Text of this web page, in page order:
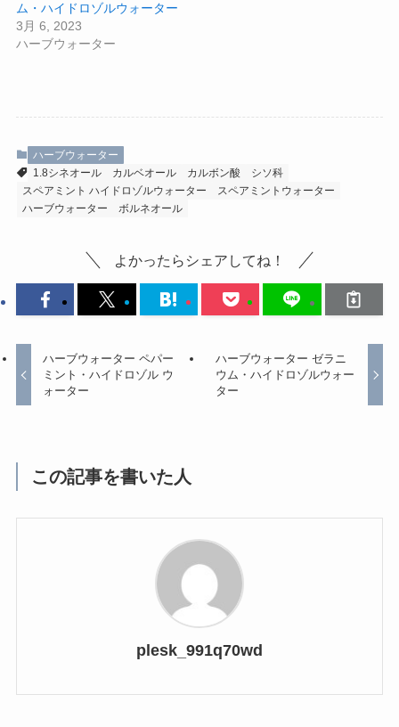
ム・ハイドロゾルウォーター
3月 6, 2023
ハーブウォーター
ハーブウォーター
1.8シネオール
カルベオール カルボン酸
シソ科
スペアミント ハイドロゾルウォーター
スペアミントウォーター
ハーブウォーター
ボルネオール
よかったらシェアしてね！
ハーブウォーター ペパー
ミント・ハイドロゾル ウ
ォーター
ハーブウォーター ゼラニ
ウム・ハイドロゾルウォー
ター
この記事を書いた人
plesk_991q70wd